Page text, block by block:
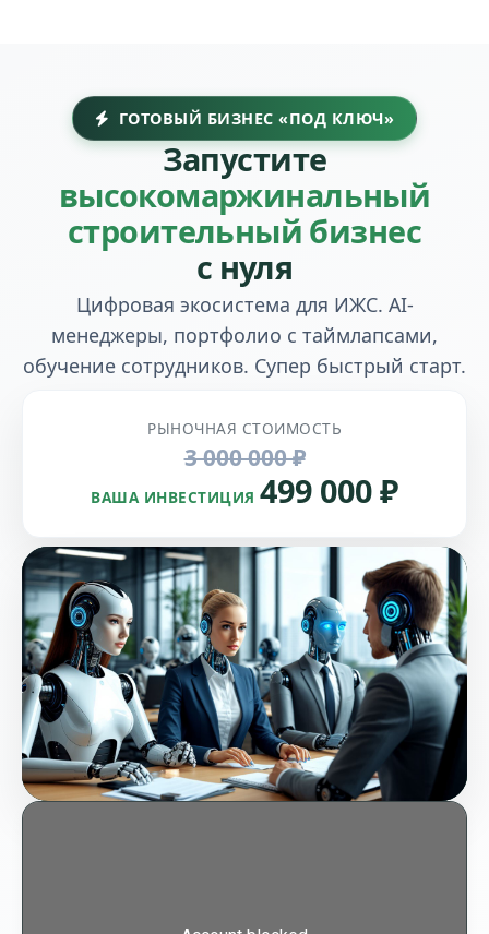
ГОТОВЫЙ БИЗНЕС «ПОД КЛЮЧ»
Запустите
высоко­маржинальный
строительный бизнес
с нуля
Цифровая экосистема для ИЖС. AI-
менеджеры, портфолио с таймлапсами,
обучение сотрудников. Супер быстрый старт.
РЫНОЧНАЯ СТОИМОСТЬ
3 000 000 ₽
ВАША ИНВЕСТИЦИЯ 499 000 ₽